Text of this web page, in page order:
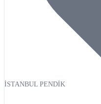
İSTANBUL PENDİK